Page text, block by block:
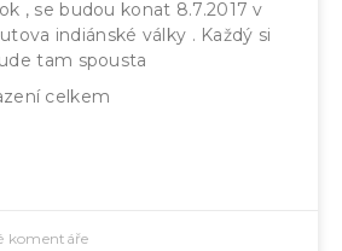
, se budou konat 8.7.2017 v
indiánské války . Každý si
tam spousta
celkem
komentáře